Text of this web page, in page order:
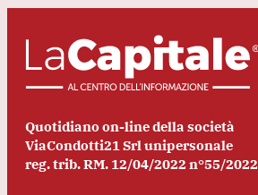
Quotidiano on-line della società
ViaCondotti21 Srl unipersonale
reg. trib. RM. 12/04/2022 n°55/2022